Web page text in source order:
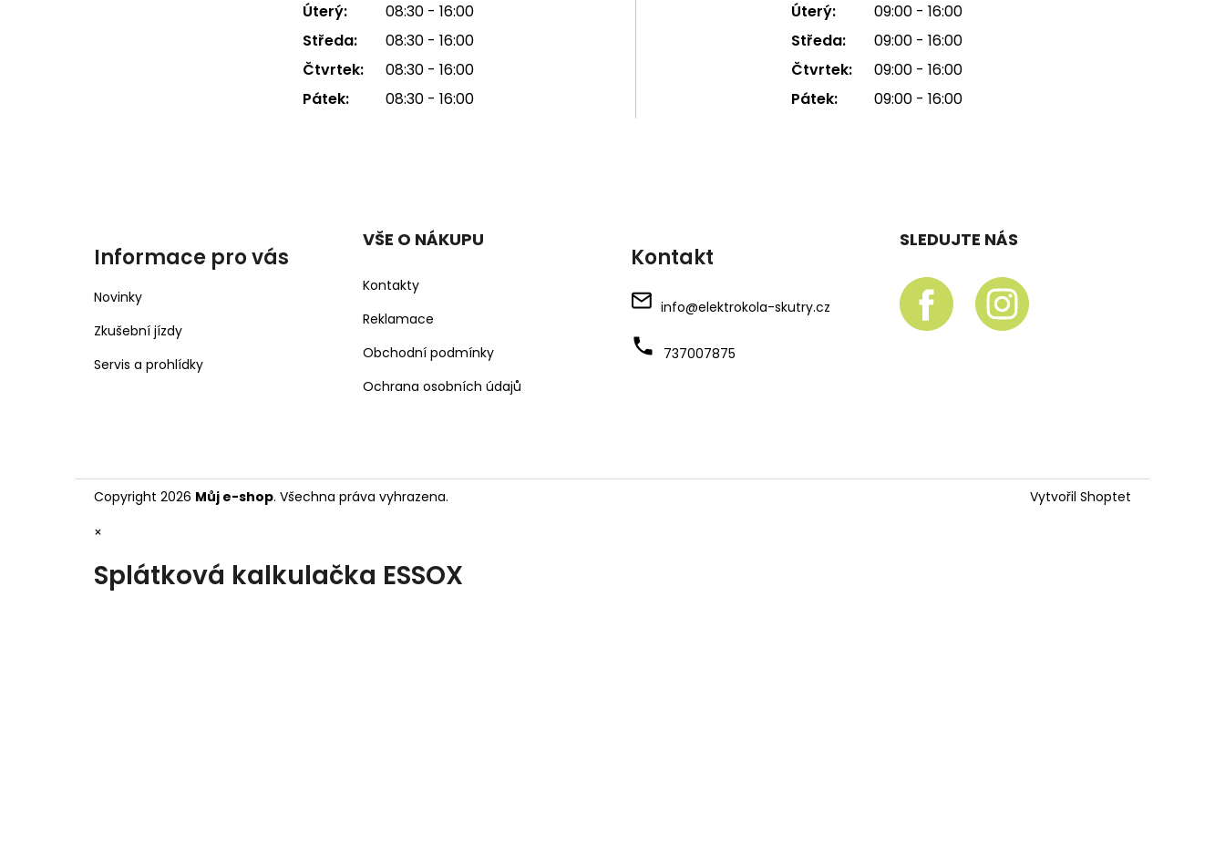
Úterý:
08:30 - 16:00
Středa:
08:30 - 16:00
Čtvrtek:
08:30 - 16:00
Pátek:
08:30 - 16:00
Úterý:
09:00 - 16:00
Středa:
09:00 - 16:00
Čtvrtek:
09:00 - 16:00
Pátek:
09:00 - 16:00
Informace pro vás
Novinky
Zkušební jízdy
Servis a prohlídky
VŠE O NÁKUPU
Kontakty
Reklamace
Obchodní podmínky
Ochrana osobních údajů
Kontakt
info@elektrokola-skutry.cz
737007875
SLEDUJTE NÁS
Vytvořil Shoptet
Copyright 2026 Můj e-shop. Všechna práva vyhrazena.
×
Splátková kalkulačka ESSOX